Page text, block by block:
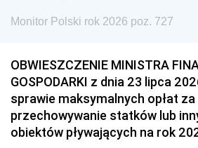
Monitor Polski rok 2026 poz. 727
OBWIESZCZENIE MINISTRA
GOSPODARKI z dnia 23 lipca
sprawie maksymalnych opłat
przechowywanie statków lub
obiektów pływających na rok